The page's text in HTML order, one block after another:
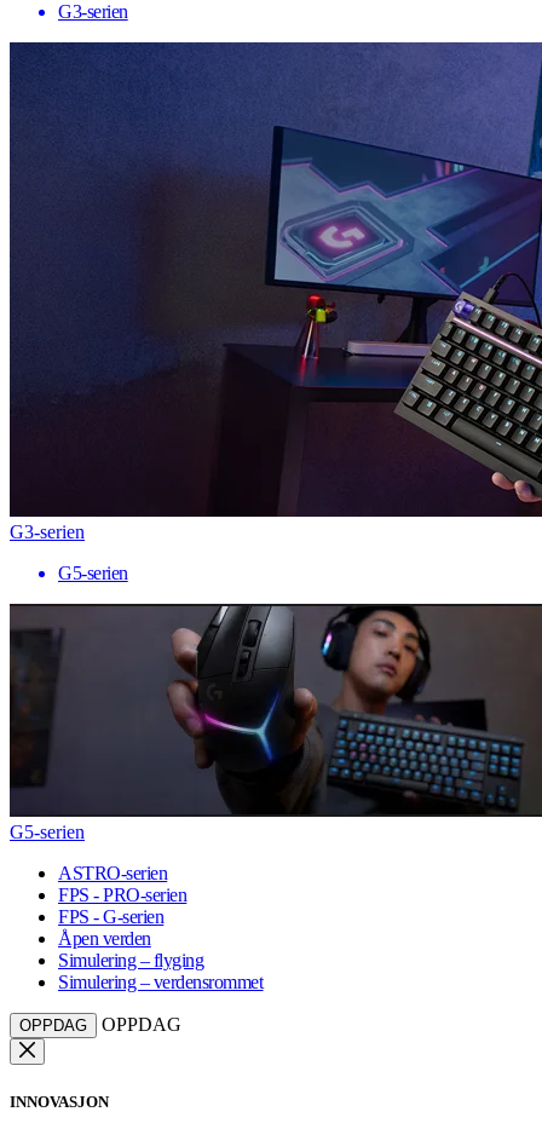
G3-serien
G3-serien
G5-serien
G5-serien
ASTRO-serien
FPS - PRO-serien
FPS - G-serien
Åpen verden
Simulering – flyging
Simulering – verdensrommet
OPPDAG OPPDAG
INNOVASJON